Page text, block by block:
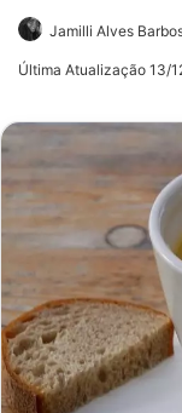
Jamilli Alves
Última Atualização 13/